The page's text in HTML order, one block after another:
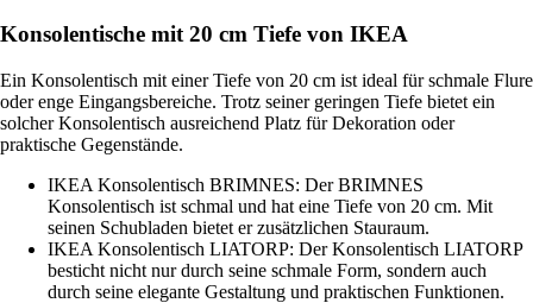
Konsolentische mit 20 cm Tiefe von IKEA
Ein Konsolentisch mit einer Tiefe von 20 cm ist ideal für schmale Flure
oder enge Eingangsbereiche. Trotz seiner geringen Tiefe bietet ein
solcher Konsolentisch ausreichend Platz für Dekoration oder
praktische Gegenstände.
IKEA Konsolentisch BRIMNES: Der BRIMNES
Konsolentisch ist schmal und hat eine Tiefe von 20 cm. Mit
seinen Schubladen bietet er zusätzlichen Stauraum.
IKEA Konsolentisch LIATORP: Der Konsolentisch LIATORP
besticht nicht nur durch seine schmale Form, sondern auch
durch seine elegante Gestaltung und praktischen Funktionen.